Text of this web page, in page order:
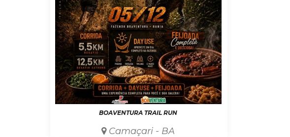
BOAVENTURA TRAIL RUN
Camaçari - BA